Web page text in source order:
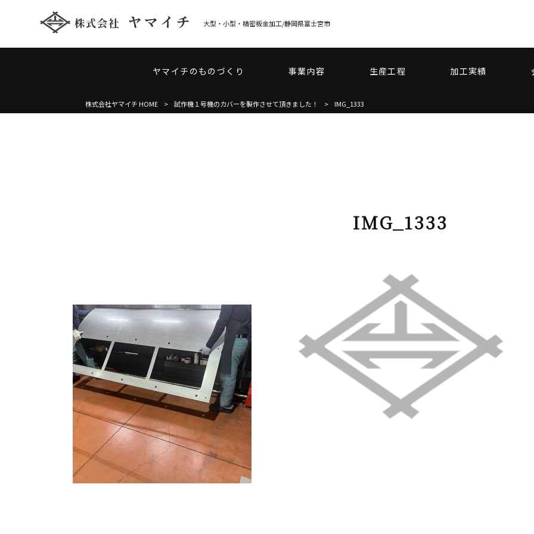
大型・小型・精密板金加工/静岡県富士宮市
ヤマイチのものづくり 事業内容 生産工程 加工実績
株式会社ヤマイチ HOME > 試作機１号機のカバーを製作させて頂きました！ > IMG_1333
IMG_1333